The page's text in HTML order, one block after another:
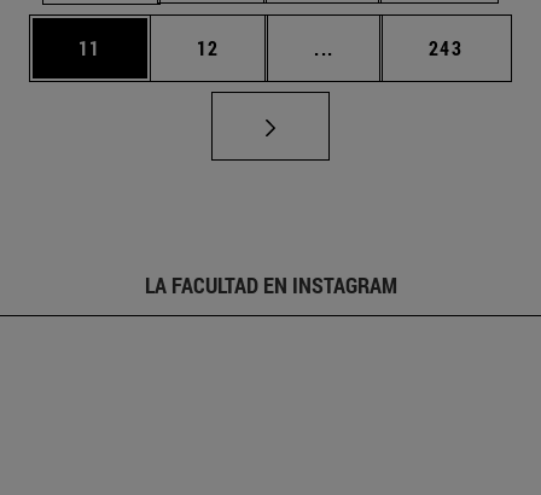
Página
11 Página
12 ... Páginas intermedias
Página
243
LA FACULTAD EN INSTAGRAM